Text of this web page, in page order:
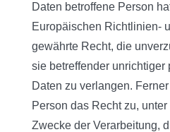
Daten betroffene Person
Europäischen Richtlinien-
gewährte Recht, die
sie betreffender unrichtiger
Daten zu verlangen.
Person das Recht zu,
Zwecke der Verarbeitung,